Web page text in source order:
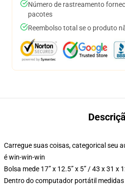
Número de rastreamento
pacotes
Reembolso total se o produto
Carregue suas coisas, categorical seu
é win-win-win
Bolsa mede 17” x 12.5” x 5” / 43 x 31 x
Dentro do computador portátil